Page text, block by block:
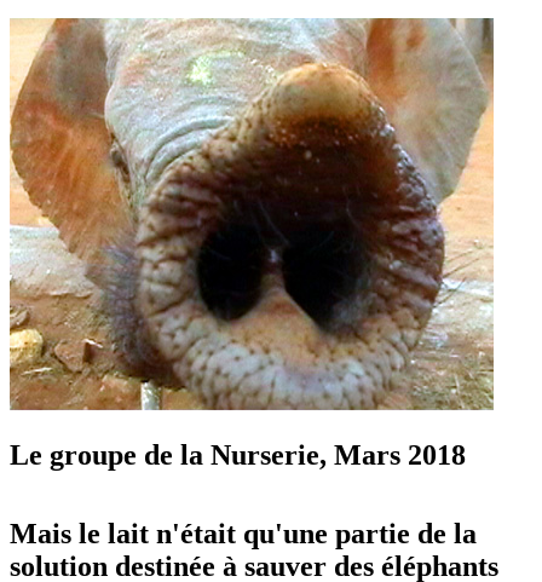
Le groupe de la Nurserie, Mars 2018
Mais le lait n'était qu'une partie de la
solution destinée à sauver des éléphants